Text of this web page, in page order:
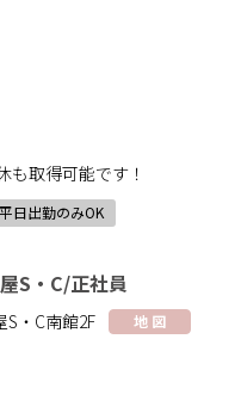
も取得可能です！
平日出勤のみOK
S・C/正社員
・C南館2F 地 図